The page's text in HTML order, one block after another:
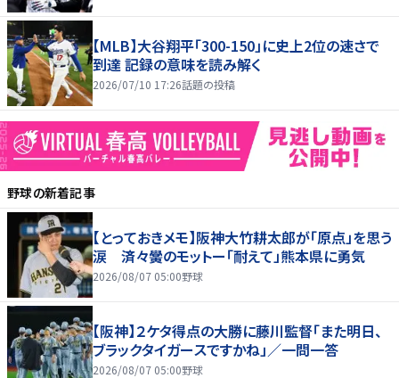
【MLB】大谷翔平「300-150」に史上2位の速さで
到達 記録の意味を読み解く
2026/07/10 17:26話題の投稿
野球の新着記事
【とっておきメモ】阪神大竹耕太郎が「原点」を思う
涙 済々黌のモットー「耐えて」熊本県に勇気
2026/08/07 05:00野球
【阪神】２ケタ得点の大勝に藤川監督「また明日、
ブラックタイガースですかね」／一問一答
2026/08/07 05:00野球